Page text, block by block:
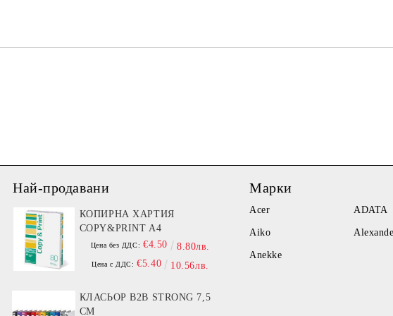
Най-продавани
КОПИРНА ХАРТИЯ
COPY&PRINT A4
Цена без ДДС: €4.50 8.80лв.
Цена с ДДС: €5.40 10.56лв.
КЛАСЬОР B2B STRONG 7,5
СМ
Марки
Acer ADATA
Aiko
Anekke